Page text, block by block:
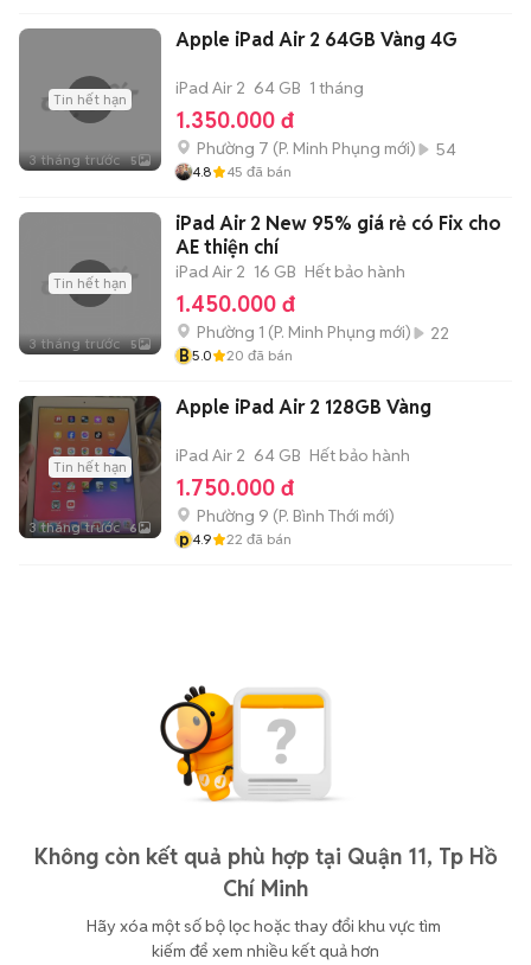
Tin hết hạn
3 tháng trước 5
Apple iPad Air 2 64GB Vàng 4G
iPad Air 2 64 GB 1 tháng
1.350.000 đ
Phường 7 (P. Minh Phụng mới) 54
4.8 45 đã bán
Tin hết hạn
3 tháng trước 5
iPad Air 2 New 95% giá rẻ có Fix cho
AE thiện chí
iPad Air 2 16 GB Hết bảo hành
1.450.000 đ
Phường 1 (P. Minh Phụng mới)
22
B5.0 20 đã bán
Tin hết hạn
3 tháng trước 6
Apple iPad Air 2 128GB Vàng
iPad Air 2 64 GB Hết bảo hành
1.750.000 đ
Phường 9 (P. Bình Thới mới)
p4.9 22 đã bán
Không còn kết quả phù hợp tại Quận 11, Tp Hồ
Chí Minh
Hãy xóa một số bộ lọc hoặc thay đổi khu vực tìm
kiếm để xem nhiều kết quả hơn